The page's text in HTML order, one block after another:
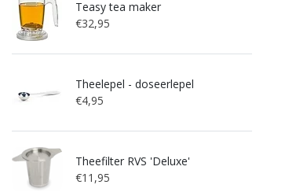
Teasy tea maker
€32,95
Theelepel - doseerlepel
€4,95
Theefilter RVS 'Deluxe'
€11,95